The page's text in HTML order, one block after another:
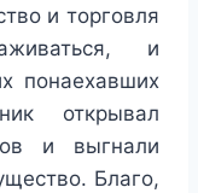
и торговля
и
понаехавших
открывал
и выгнали
Благо,